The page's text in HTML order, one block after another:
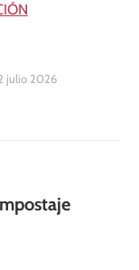
julio 2026